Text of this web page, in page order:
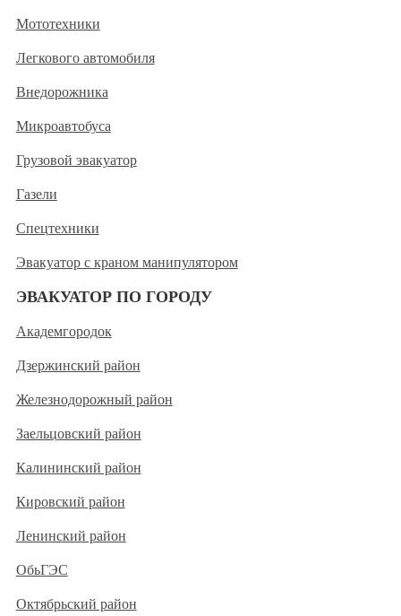
Мототехники
Легкового автомобиля
Внедорожника
Микроавтобуса
Грузовой эвакуатор
Газели
Спецтехники
Эвакуатор с краном манипулятором
ЭВАКУАТОР ПО ГОРОДУ
Академгородок
Дзержинский район
Железнодорожный район
Заельцовский район
Калининский район
Кировский район
Ленинский район
ОбьГЭС
Октябрьский район